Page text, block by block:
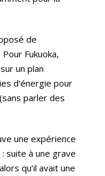
de
Fukuoka,
un plan
d’énergie pour
parler des
une expérience
suite à une grave
qu’il avait une